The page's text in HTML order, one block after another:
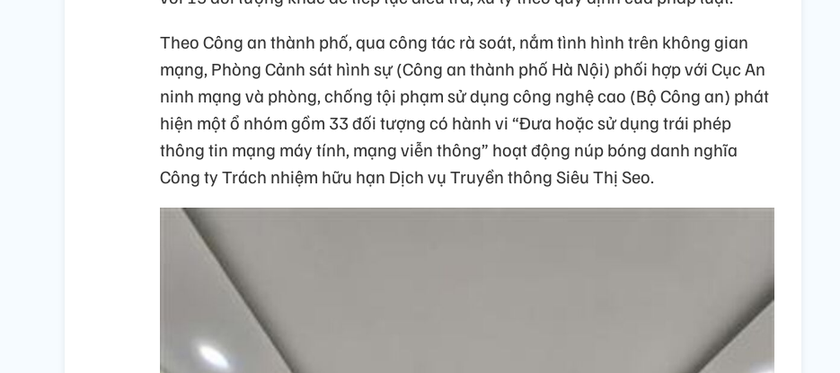
Theo Công an thành phố, qua công tác rà soát, nắm tình hình trên không gian
mạng, Phòng Cảnh sát hình sự (Công an thành phố Hà Nội) phối hợp với Cục An
ninh mạng và phòng, chống tội phạm sử dụng công nghệ cao (Bộ Công an) phát
hiện một ổ nhóm gồm 33 đối tượng có hành vi “Đưa hoặc sử dụng trái phép
thông tin mạng máy tính, mạng viễn thông” hoạt động núp bóng danh nghĩa
Công ty Trách nhiệm hữu hạn Dịch vụ Truyền thông Siêu Thị Seo.